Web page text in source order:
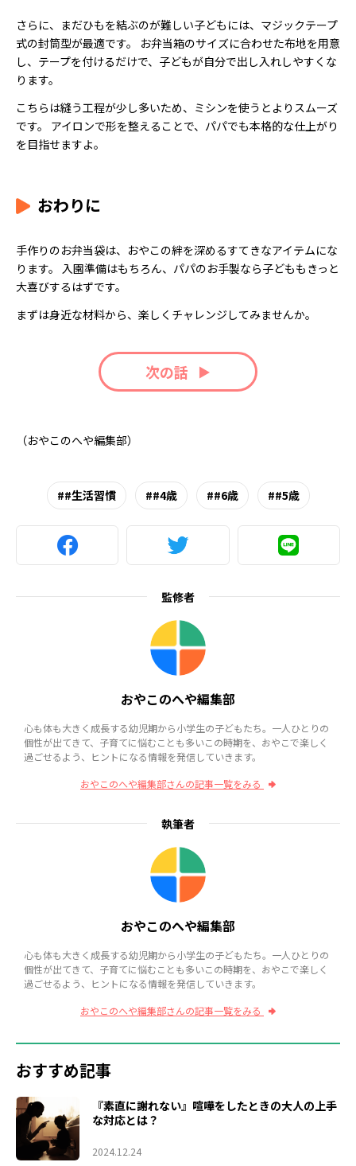
さらに、まだひもを結ぶのが難しい子どもには、マジックテープ
式の封筒型が最適です。 お弁当箱のサイズに合わせた布地を用意
し、テープを付けるだけで、子どもが自分で出し入れしやすくな
ります。
こちらは縫う工程が少し多いため、ミシンを使うとよりスムーズ
です。 アイロンで形を整えることで、パパでも本格的な仕上がり
を目指せますよ。
おわりに
手作りのお弁当袋は、おやこの絆を深めるすてきなアイテムにな
ります。 入園準備はもちろん、パパのお手製なら子どももきっと
大喜びするはずです。
まずは身近な材料から、楽しくチャレンジしてみませんか。
次の話
（おやこのへや編集部）
#生活習慣 #4歳 #6歳 #5歳
監修者
おやこのへや編集部
心も体も大きく成長する幼児期から小学生の子どもたち。一人ひとりの
個性が出てきて、子育てに悩むことも多いこの時期を、おやこで楽しく
過ごせるよう、ヒントになる情報を発信していきます。
おやこのへや編集部さんの記事一覧をみる
執筆者
おやこのへや編集部
心も体も大きく成長する幼児期から小学生の子どもたち。一人ひとりの
個性が出てきて、子育てに悩むことも多いこの時期を、おやこで楽しく
過ごせるよう、ヒントになる情報を発信していきます。
おやこのへや編集部さんの記事一覧をみる
おすすめ記事
『素直に謝れない』喧嘩をしたときの大人の上手
な対応とは？
2024.12.24